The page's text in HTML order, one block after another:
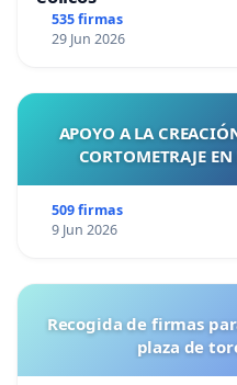
535 firmas
29 Jun 2026
APOYO A LA
CORTOMETRAJE
509 firmas
9 Jun 2026
Recogida de firmas
plaza de